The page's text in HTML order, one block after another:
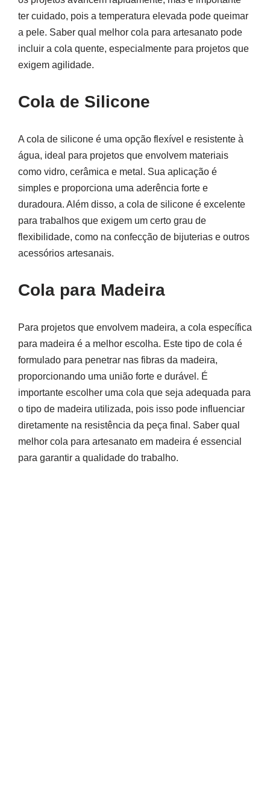
ter cuidado, pois a temperatura elevada pode queimar
a pele. Saber qual melhor cola para artesanato pode
incluir a cola quente, especialmente para projetos que
exigem agilidade.
Cola de Silicone
A cola de silicone é uma opção flexível e resistente à
água, ideal para projetos que envolvem materiais
como vidro, cerâmica e metal. Sua aplicação é
simples e proporciona uma aderência forte e
duradoura. Além disso, a cola de silicone é excelente
para trabalhos que exigem um certo grau de
flexibilidade, como na confecção de bijuterias e outros
acessórios artesanais.
Cola para Madeira
Para projetos que envolvem madeira, a cola específica
para madeira é a melhor escolha. Este tipo de cola é
formulado para penetrar nas fibras da madeira,
proporcionando uma união forte e durável. É
importante escolher uma cola que seja adequada para
o tipo de madeira utilizada, pois isso pode influenciar
diretamente na resistência da peça final. Saber qual
melhor cola para artesanato em madeira é essencial
para garantir a qualidade do trabalho.